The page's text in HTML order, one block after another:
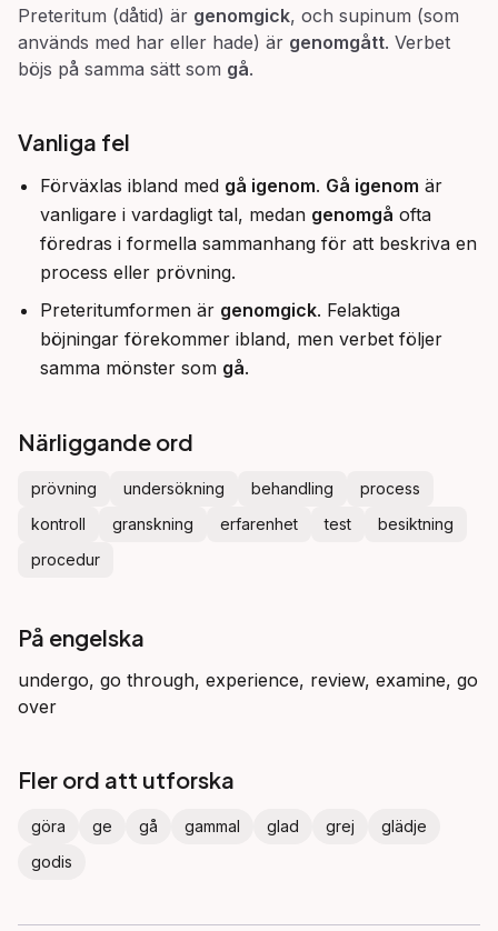
Preteritum (dåtid) är genomgick, och supinum (som
används med har eller hade) är genomgått. Verbet
böjs på samma sätt som gå.
Vanliga fel
Förväxlas ibland med gå igenom. Gå igenom är
vanligare i vardagligt tal, medan genomgå ofta
föredras i formella sammanhang för att beskriva en
process eller prövning.
Preteritumformen är genomgick. Felaktiga
böjningar förekommer ibland, men verbet följer
samma mönster som gå.
Närliggande ord
prövning undersökning behandling
process
kontroll
granskning erfarenhet test
besiktning
procedur
På engelska
undergo, go through, experience, review, examine, go
over
Fler ord att utforska
göra ge gå gammal glad grej
glädje
godis